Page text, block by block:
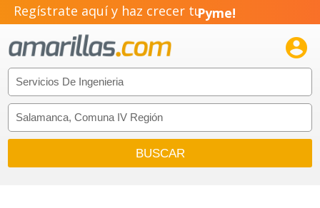
Regístrate aquí y haz crecer tuPyme!
Emprendimiento!
